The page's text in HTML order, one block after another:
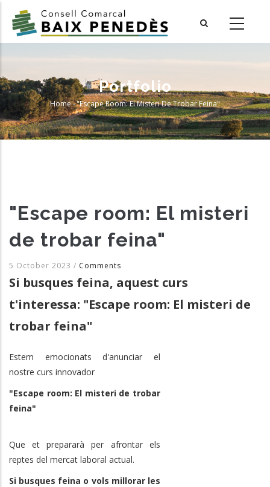
main
Portfolio
Breadcrumb
Home-"Escape Room: El Misteri De Trobar Feina"
"Escape room: El misteri
de trobar feina"
5 October 2023 / Comments
Si busques feina, aquest curs
t'interessa: "Escape room: El misteri de
trobar feina"
Estem emocionats d'anunciar el
nostre curs innovador
"Escape room: El misteri de trobar
feina"
Que et prepararà per afrontar els
reptes del mercat laboral actual.
Si busques feina o vols millorar les